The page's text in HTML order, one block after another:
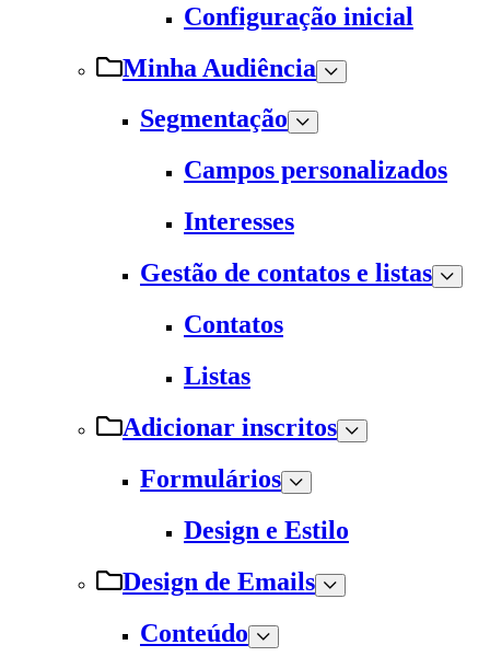
Configuração inicial
Minha Audiência
Segmentação
Campos personalizados
Interesses
Gestão de contatos e listas
Contatos
Listas
Adicionar inscritos
Formulários
Design e Estilo
Design de Emails
Conteúdo